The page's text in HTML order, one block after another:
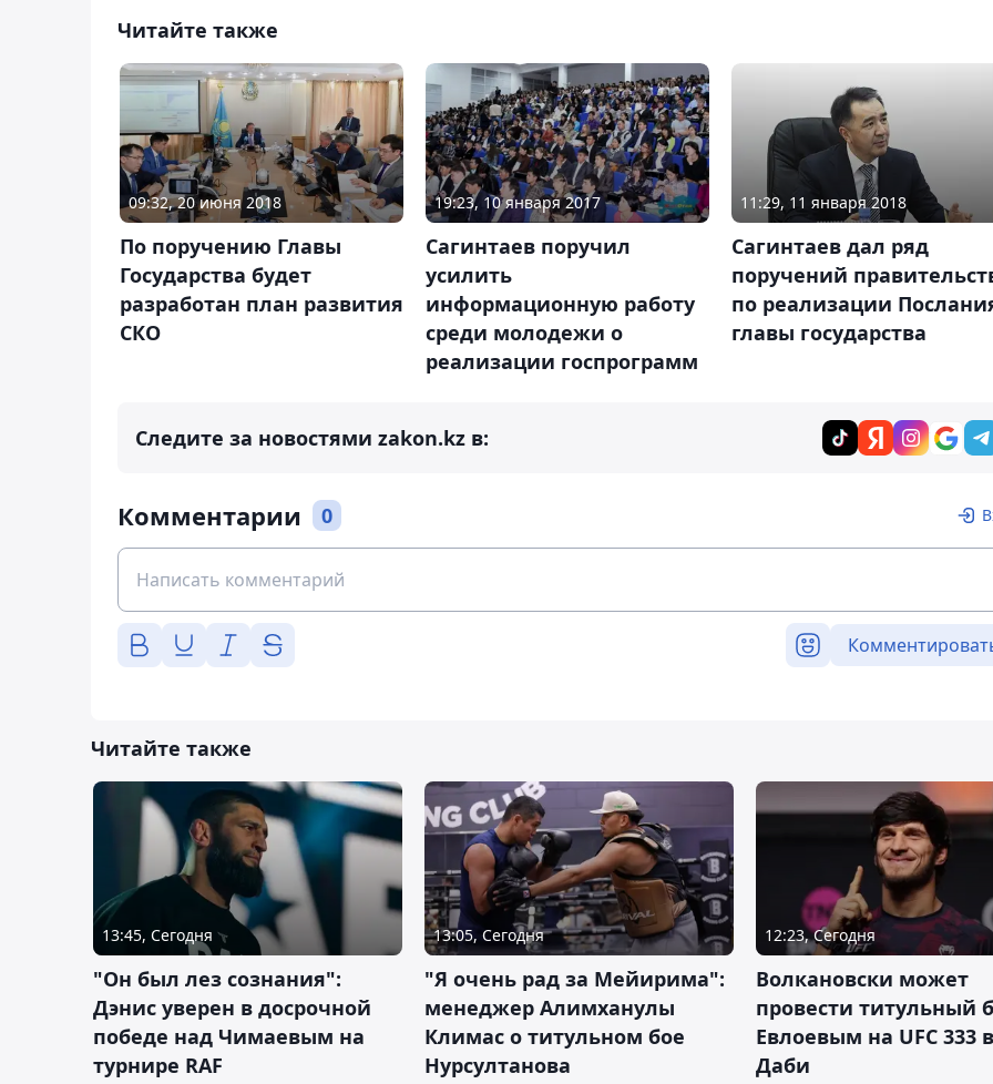
Читайте также
09:32, 20 июня 2018
По поручению Главы
Государства будет
разработан план развития
СКО
19:23, 10 января 2017
Сагинтаев поручил
усилить
информационную работу
среди молодежи о
реализации госпрограмм
11:29, 11 января 2018
Сагинтаев дал ряд
поручений
по реализации
главы государства
Следите за новостями zakon.kz в:
Комментарии 0
Читайте также
13:45, Сегодня
"Он был лез сознания":
Дэнис уверен в досрочной
победе над Чимаевым на
турнире RAF
13:05, Сегодня
"Я очень рад за Мейирима":
менеджер Алимханулы
Климас о титульном бое
Нурсултанова
12:23, Сегодня
Волкановски может
провести титульный
Евлоевым на UFC 333
Даби